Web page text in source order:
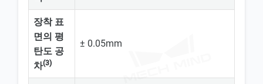
장착 표
면의 평
탄도 공
차(3)
± 0.05mm